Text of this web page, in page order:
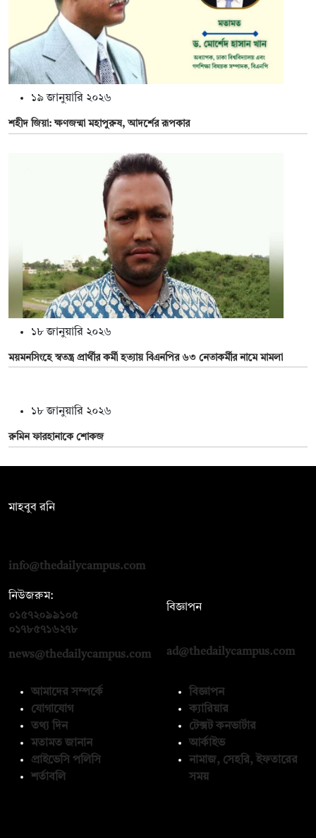
১৯ জানুয়ারি ২০২৬
শহীদ জিয়া: ক্ষণজন্মা মহাপুরুষ, আদর্শের রূপকার
১৮ জানুয়ারি ২০২৬
ময়মনসিংহে স্বতন্ত্র প্রার্থীর কর্মী হত্যায় বিএনপির ৬৩ নেতাকর্মীর নামে মামলা
১৮ জানুয়ারি ২০২৬
রুমিন ফারহানাকে শোকজ
মাহবুব রনি
info@thedailycampus.com
নিউজরুম:
০১৫৭২০৯৯১০৫
০১৭৮৫৭১৬২৭৮
news@thedailycampus.com
বিজ্ঞাপন
ad@thedailycampus.com
আমাদের সম্পর্কে
যোগাযোগ
তথ্য দিন
মতামত জানান
প্রাইভেসি পলিসি
শর্তাবলি
বিজ্ঞাপন
ক্যারিয়ার
টেক্সট কনভার্টার
আর্কাইভ
নামাজ, সেহরি, ইফতারের
সময়